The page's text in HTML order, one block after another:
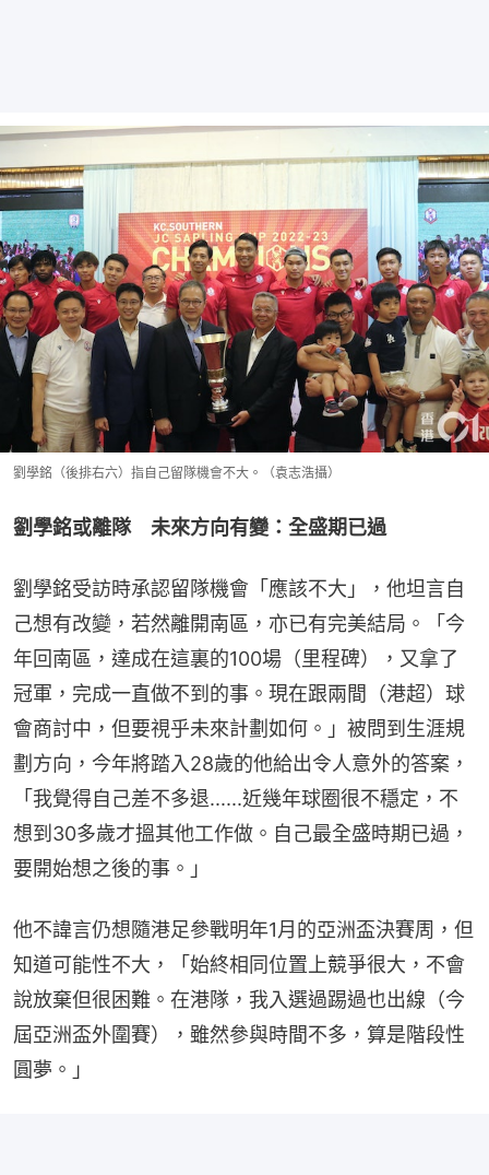
劉學銘（後排右六）指自己留隊機會不大。（袁志浩攝）
劉學銘或離隊　未來方向有變：全盛期已過
劉學銘受訪時承認留隊機會「應該不大」，他坦言自
己想有改變，若然離開南區，亦已有完美結局。「今
年回南區，達成在這裏的100場（里程碑），又拿了
冠軍，完成一直做不到的事。現在跟兩間（港超）球
會商討中，但要視乎未來計劃如何。」被問到生涯規
劃方向，今年將踏入28歲的他給出令人意外的答案，
「我覺得自己差不多退......近幾年球圈很不穩定，不
想到30多歲才搵其他工作做。自己最全盛時期已過，
要開始想之後的事。」
他不諱言仍想隨港足參戰明年1月的亞洲盃決賽周，但
知道可能性不大，「始終相同位置上競爭很大，不會
說放棄但很困難。在港隊，我入選過踢過也出線（今
屆亞洲盃外圍賽），雖然參與時間不多，算是階段性
圓夢。」